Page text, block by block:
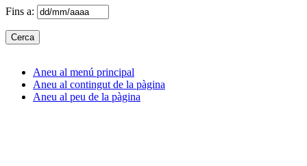
Fins a:
Aneu al menú principal
Aneu al contingut de la pàgina
Aneu al peu de la pàgina